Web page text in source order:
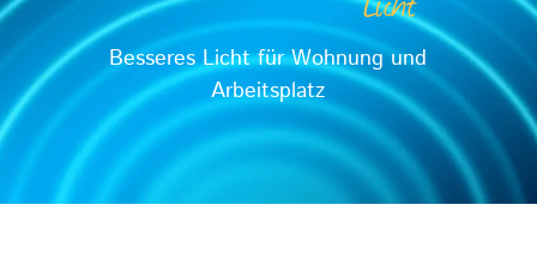
Besseres Licht für Wohnung und
Arbeitsplatz